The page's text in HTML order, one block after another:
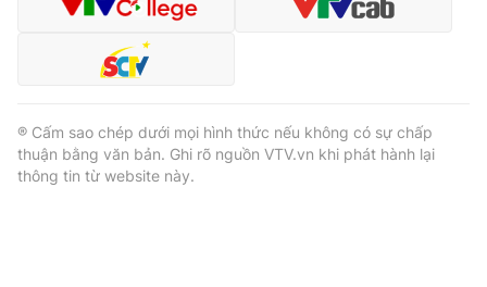
® Cấm sao chép dưới mọi hình thức nếu không có sự chấp
thuận bằng văn bản. Ghi rõ nguồn VTV.vn khi phát hành lại
thông tin từ website này.